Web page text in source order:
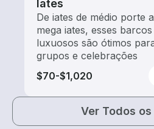
Iates
De iates de médio porte a
mega iates, esses barcos
luxuosos são ótimos
grupos e celebrações
$70-$1,020
Ver Todos